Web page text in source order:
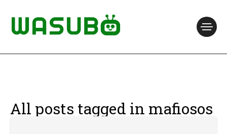
All posts tagged in mafiosos